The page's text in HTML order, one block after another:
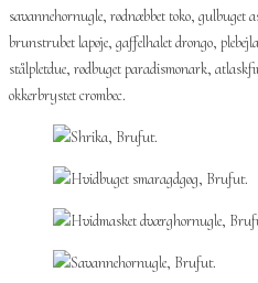
savannehornugle, rødnæbbet toko, gulbuget
brunstrubet lapøje, gaffelhalet drongo,
stålpletdue, rødbuget paradismonark,
okkerbrystet crombec.